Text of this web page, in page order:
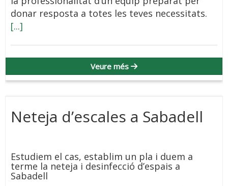
donar resposta a totes les teves necessitats.
[...]
Veure més
Neteja d’escales a Sabadell
Estudiem el cas, establim un pla i duem a
terme la neteja i desinfecció d’espais a
Sabadell